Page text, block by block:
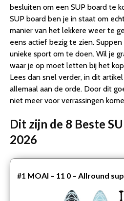
Layer Fusion Supboard | met
3. Opblaasbaar SUP Board
4. SUP Board Waikiki – 285
kg
5. Pacific Ocean Green Sup
cm – 6 Delig- Groen – Met
6. P2I SUP – SUP Board –
320x76x15 cm
7. Aqua Marina Sup – Vapor
8. Relaxwonen Sup |
Board (SUP-board) | Stevige
Conclusie
besluiten om een SUP board te
SUP board ben je in staat om
manier van het lekkere weer te
eens actief bezig te zien.
unieke sport om te doen. Wil je
waar je op moet letten bij het
Lees dan snel verder, in dit
allemaal aan de orde. Door dit
niet meer voor verrassingen
Dit zijn de 8 Beste
2026
#1 MOAI – 11 0 – Allround
supboard – SUPboard –